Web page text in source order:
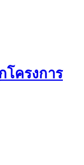
โครงการ